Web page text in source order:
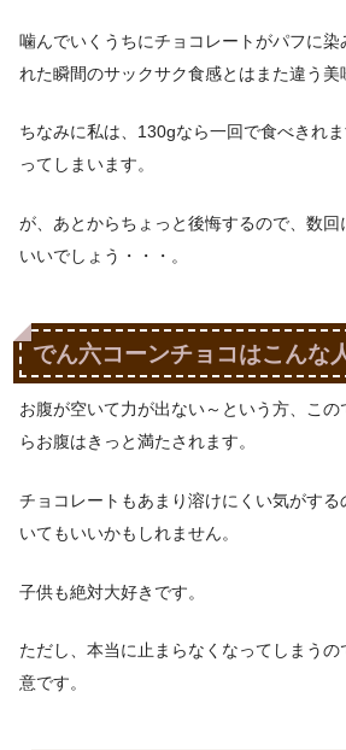
噛んでいくうちにチョコレートがパフに染
れた瞬間のサックサク食感とはまた違う美
ちなみに私は、130gなら一回で食べきれ
ってしまいます。
が、あとからちょっと後悔するので、数
いいでしょう・・・。
でん六コーンチョコはこんな
お腹が空いて力が出ない～という方、こ
らお腹はきっと満たされます。
チョコレートもあまり溶けにくい気がす
いてもいいかもしれません。
子供も絶対大好きです。
ただし、本当に止まらなくなってしまう
意です。